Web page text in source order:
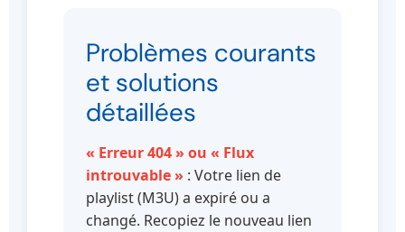
Problèmes courants
et solutions
détaillées
« Erreur 404 » ou « Flux
introuvable » : Votre lien de
playlist (M3U) a expiré ou a
changé. Recopiez le nouveau lien